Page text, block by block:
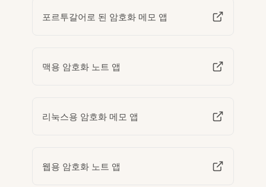
포르투갈어로 된 암호화 메모 앱
맥용 암호화 노트 앱
리눅스용 암호화 메모 앱
웹용 암호화 노트 앱